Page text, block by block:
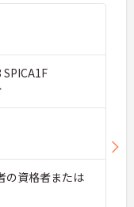
の資格者または